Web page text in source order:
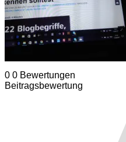
0 0 Bewertungen
Beitragsbewertung